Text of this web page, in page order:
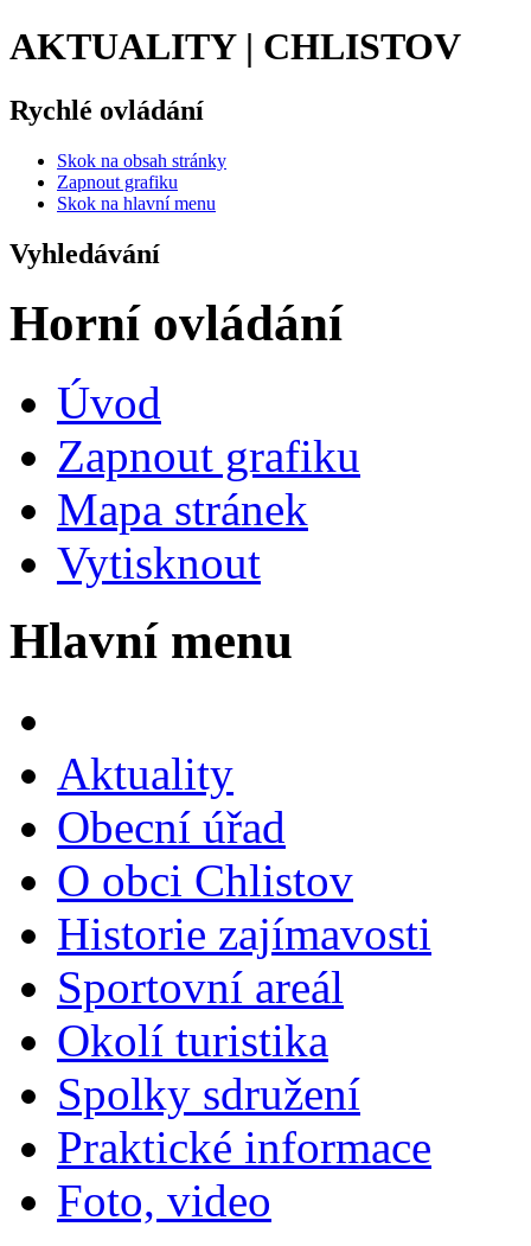
AKTUALITY | CHLISTOV
Rychlé ovládání
Skok na obsah stránky
Zapnout grafiku
Skok na hlavní menu
Vyhledávání
Horní ovládání
Úvod
Zapnout grafiku
Mapa stránek
Vytisknout
Hlavní menu
Aktuality
Obecní úřad
O obci Chlistov
Historie zajímavosti
Sportovní areál
Okolí turistika
Spolky sdružení
Praktické informace
Foto, video